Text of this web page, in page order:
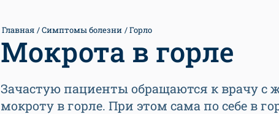
Главная Симптомы болезни Горло
Мокрота в горле
Зачастую пациенты обращаются к врачу с
мокроту в горле. При этом сама по себе в